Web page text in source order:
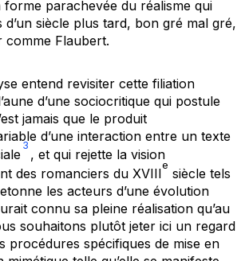
forme parachevée du réalisme qui
siècle plus tard, bon gré mal gré,
Flaubert.
entend revisiter cette filiation
d’une sociocritique qui postule
jamais que le produit
d’une interaction entre un texte
3
, et qui rejette la vision
des romanciers du XVIII
e
siècle tels
les acteurs d’une évolution
connu sa pleine réalisation qu’au
souhaitons plutôt jeter ici un regard
procédures spécifiques de mise en